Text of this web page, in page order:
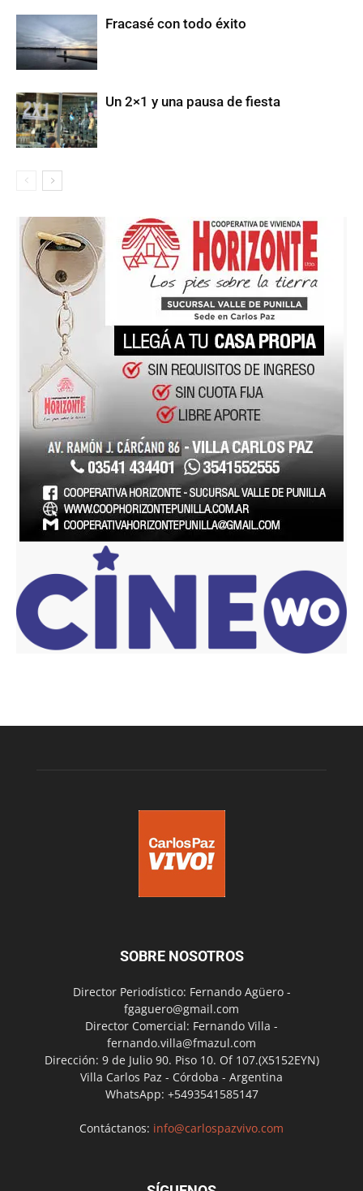
Fracasé con todo éxito
Un 2×1 y una pausa de fiesta
SOBRE NOSOTROS
Director Periodístico: Fernando Agüero -
fgaguero@gmail.com
Director Comercial: Fernando Villa -
fernando.villa@fmazul.com
Dirección: 9 de Julio 90. Piso 10. Of 107.(X5152EYN)
Villa Carlos Paz - Córdoba - Argentina
WhatsApp: +5493541585147
Contáctanos: info@carlospazvivo.com